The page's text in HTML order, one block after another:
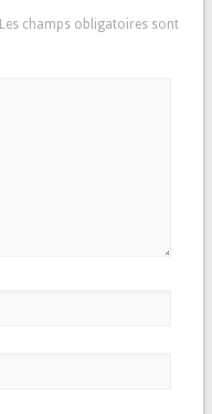
Les champs obligatoires sont